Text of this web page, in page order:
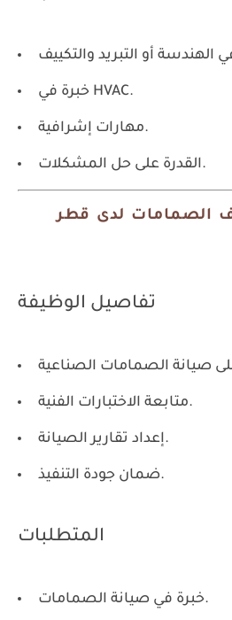
خبرة في HVAC.
مهارات إشرافية.
القدرة على حل المشكلات.
الصمامات لدى قطر
تفاصيل الوظيفة
متابعة الاختبارات الفنية.
إعداد تقارير الصيانة.
ضمان جودة التنفيذ.
المتطلبات
خبرة في صيانة الصمامات.